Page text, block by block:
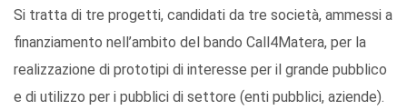
Si tratta di tre progetti, candidati da tre società, ammessi a
finanziamento nell’ambito del bando Call4Matera, per la
realizzazione di prototipi di interesse per il grande pubblico
e di utilizzo per i pubblici di settore (enti pubblici, aziende).